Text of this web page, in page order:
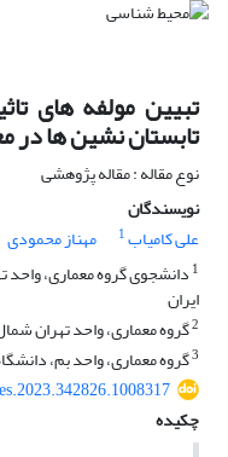
تبیین مولفه های
تابستان نشین ها در
نوع مقاله : مقاله پژوهشی
نویسندگان
علی کامیاب1 مهناز محمودی
1 دانشجوی گروه معماری، واحد
ایران
2گروه معماری، واحد تهران
3گروه معماری، واحد بم،
چکیده